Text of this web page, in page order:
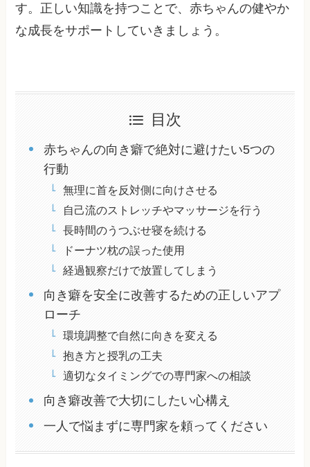
す。正しい知識を持つことで、赤ちゃんの健やか
な成長をサポートしていきましょう。
目次
赤ちゃんの向き癖で絶対に避けたい5つの
行動
無理に首を反対側に向けさせる
自己流のストレッチやマッサージを行う
長時間のうつぶせ寝を続ける
ドーナツ枕の誤った使用
経過観察だけで放置してしまう
向き癖を安全に改善するための正しいアプ
ローチ
環境調整で自然に向きを変える
抱き方と授乳の工夫
適切なタイミングでの専門家への相談
向き癖改善で大切にしたい心構え
一人で悩まずに専門家を頼ってください